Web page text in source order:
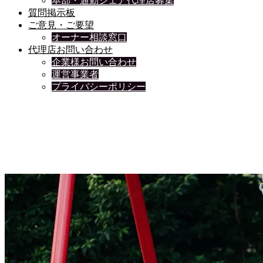
質問掲示板
ご意見・ご要望
オーナー相談窓口
代理店お問い合わせ
企業様お問い合わせ
運営事業者
プライバシーポリシー